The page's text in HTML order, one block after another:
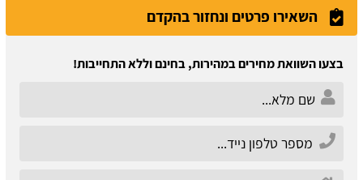
השאירו פרטים ונחזור בהקדם
בצעו השוואת מחירים במהירות, בחינם וללא התחייבות!